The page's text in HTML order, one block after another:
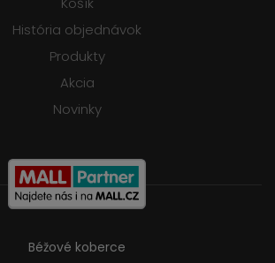
História objednávok
Produkty
Akcia
Novinky
Béžové koberce